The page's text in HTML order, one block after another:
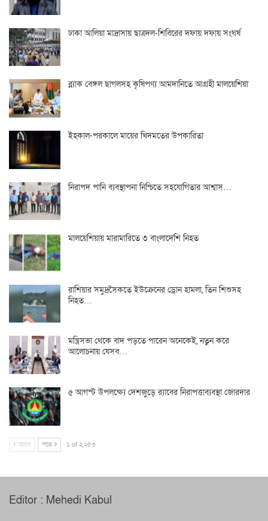
ঢাকা আলিয়া মাদ্রাসায় ছাত্রদল-শিবিরের দফায় দফায় সংঘর্ষ
ব্ল্যাক বেঙ্গল ছাগলসহ কৃষিপণ্য আমদানিতে আগ্রহী মালয়েশিয়া
ইহকাল-পরকালে মায়ের খিদমতের উপকারিতা
নিরাপদ পানি ব্যবস্থাপনা নিশ্চিতে সহযোগিতার আশ্বাস…
মালয়েশিয়ায় মারামারিতে ৩ বাংলাদেশি নিহত
রাশিয়ার সমুদ্রসৈকতে ইউক্রেনের ড্রোন হামলা, তিন শিশুসহ
নিহত…
মন্ত্রিসভা থেকে বাদ পড়তে পারেন অনেকেই, নতুন করে
আলোচনায় যেসব…
৫ আগস্ট উপলক্ষ্যে দেশজুড়ে র‌্যাবের নিরাপত্তাব্যবস্থা জোরদার
আগে পরে ১ of ২,২৫৩
Editor : Mehedi Kabul